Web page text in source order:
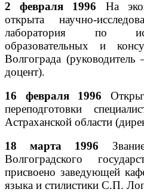
2 февраля 1996 На
открыта научно-
лаборатория по
образовательных и
Волгограда
доцент).
16 февраля 1996
переподготовки
Астраханской области
18 марта 1996
Волгоградского
присвоено заведующей
языка и стилистики С.П.